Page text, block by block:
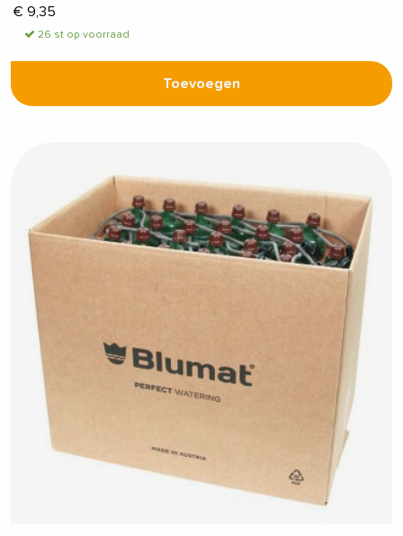
€ 9,35
26 st op voorraad
Toevoegen